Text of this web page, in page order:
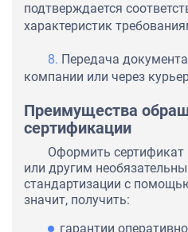
подтверждается
характеристик
Передача
компании или через
Преимущества
сертификации
Оформить
или другим
стандартизации с
значит, получить:
гарантии